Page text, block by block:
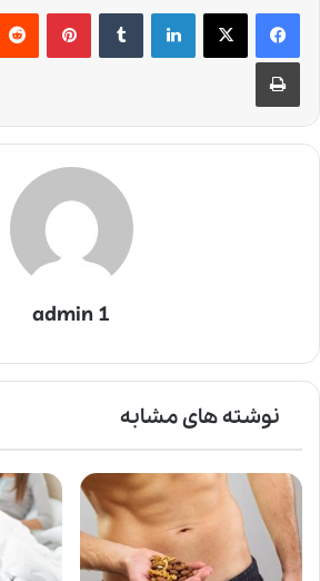
لینکدین ‫تامبلر ‫پین‌ترست‫رددیت
چاپ
admin 1
نوشته های مشابه